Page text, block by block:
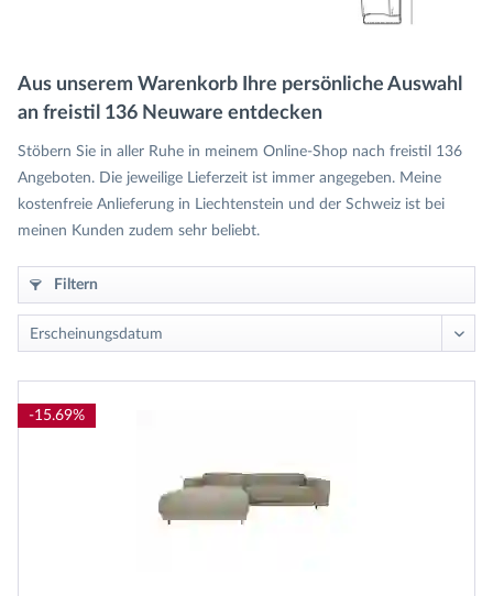
Aus unserem Warenkorb Ihre persönliche Auswahl
an freistil 136 Neuware entdecken
Stöbern Sie in aller Ruhe in meinem Online-Shop nach freistil 136
Angeboten. Die jeweilige Lieferzeit ist immer angegeben. Meine
kostenfreie Anlieferung in Liechtenstein und der Schweiz ist bei
meinen Kunden zudem sehr beliebt.
Filtern
-15.69%